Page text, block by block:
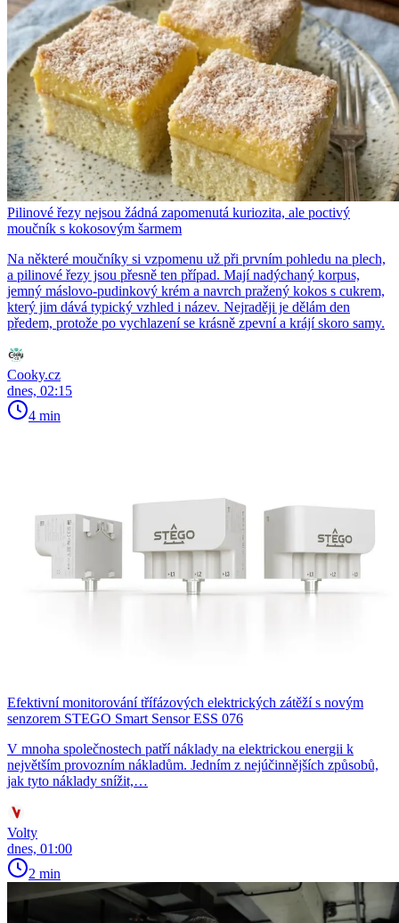
Pilinové řezy nejsou žádná zapomenutá kuriozita, ale poctivý
moučník s kokosovým šarmem
Na některé moučníky si vzpomenu už při prvním pohledu na plech,
a pilinové řezy jsou přesně ten případ. Mají nadýchaný korpus,
jemný máslovo-pudinkový krém a navrch pražený kokos s cukrem,
který jim dává typický vzhled i název. Nejraději je dělám den
předem, protože po vychlazení se krásně zpevní a krájí skoro samy.
Cooky.cz
dnes, 02:15
4 min
Efektivní monitorování třífázových elektrických zátěží s novým
senzorem STEGO Smart Sensor ESS 076
V mnoha společnostech patří náklady na elektrickou energii k
největším provozním nákladům. Jedním z nejúčinnějších způsobů,
jak tyto náklady snížit,…
Volty
dnes, 01:00
2 min